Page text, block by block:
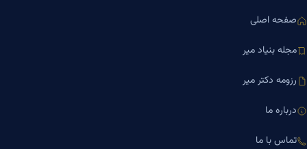
صفحه اصلی
مجله بنیاد میر
رزومه دکتر میر
درباره ما
تماس با ما